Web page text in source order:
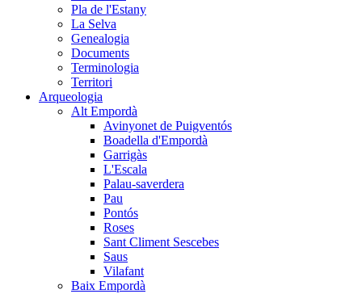
Pla de l'Estany
La Selva
Genealogia
Documents
Terminologia
Territori
Arqueologia
Alt Empordà
Avinyonet de Puigventós
Boadella d'Empordà
Garrigàs
L'Escala
Palau-saverdera
Pau
Pontós
Roses
Sant Climent Sescebes
Saus
Vilafant
Baix Empordà